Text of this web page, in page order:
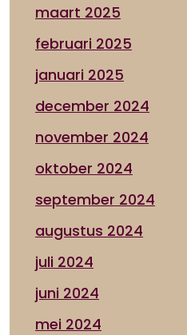
maart 2025
februari 2025
januari 2025
december 2024
november 2024
oktober 2024
september 2024
augustus 2024
juli 2024
juni 2024
mei 2024